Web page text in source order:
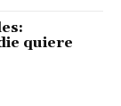
quiere